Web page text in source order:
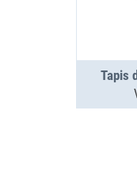
Tapis